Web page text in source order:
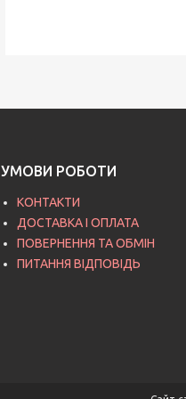
УМОВИ РОБОТИ
КОНТАКТИ
ДОСТАВКА І ОПЛАТА
ПОВЕРНЕННЯ ТА ОБМІН
ПИТАННЯ ВІДПОВІДЬ